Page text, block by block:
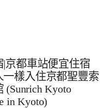
|京都車站便宜住宿
樣入住京都聖豐索
(Sunrich Kyoto
in Kyoto)